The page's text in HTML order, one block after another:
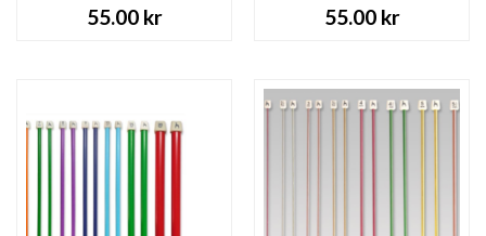
55.00 kr 55.00 kr